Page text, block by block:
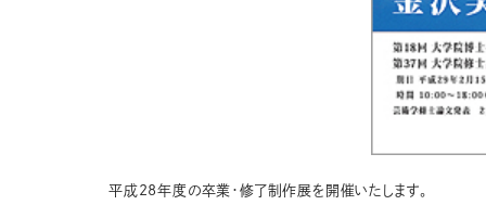
平成28年度の卒業・修了制作展を開催いたします。